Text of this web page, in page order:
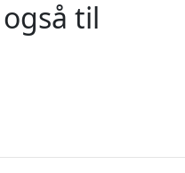
til